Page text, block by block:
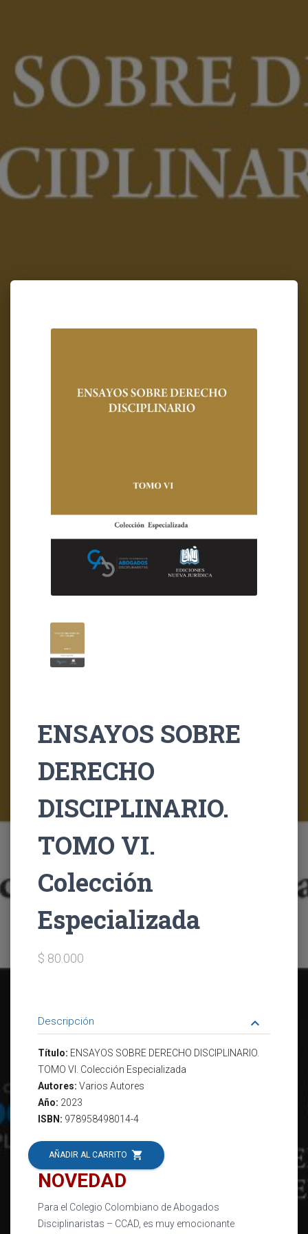
ENSAYOS SOBRE
DERECHO
DISCIPLINARIO.
TOMO VI.
Colección
Especializada
$ 80.000
Descripción keyboard_arrow_down
Título: ENSAYOS SOBRE DERECHO DISCIPLINARIO.
TOMO VI. Colección Especializada
Autores: Varios Autores
Año: 2023
ISBN: 978958498014-4
AÑADIR AL CARRITO shopping_cart
NOVEDAD
Para el Colegio Colombiano de Abogados
Disciplinaristas – CCAD, es muy emocionante